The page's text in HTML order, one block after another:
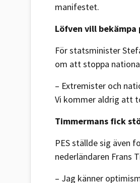
manifestet.
Löfven vill
För statsminister
om att stoppa
– Extremister och
Vi kommer aldrig att
Timmermans fick
PES ställde sig även
nederländaren Frans
– Jag känner